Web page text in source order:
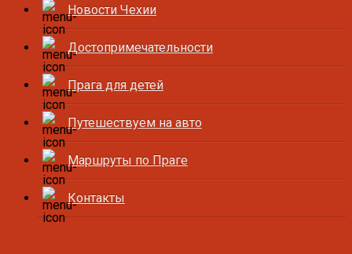
Новости Чехии
Достопримечательности
Прага для детей
Путешествуем на авто
Маршруты по Праге
Контакты